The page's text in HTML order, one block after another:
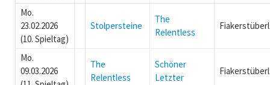
Mo.
23.02.2026
(10. Spieltag)
Stolpersteine
The
Relentless
Fiakerstüberl
Mo.
09.03.2026
The
Relentless
Schöner
Letzter
Fiakerstüberl